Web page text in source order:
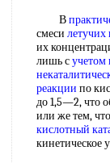
В
смеси летучих
их
лишь сучетом
реакции по
до 1,5—2, что
или же тем,
кислотный
кинетическое